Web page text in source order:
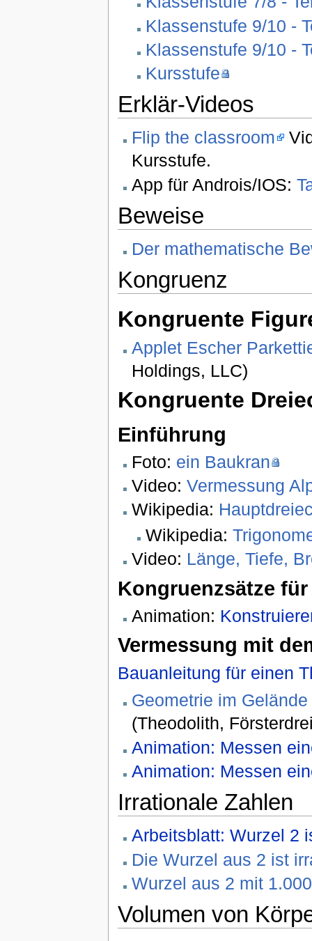
Klassenstufe 9/10 -
Klassenstufe 9/10 -
Kursstufe
Erklär-Videos
Flip the classroom
Kursstufe.
App für Androis/IOS:
Beweise
Der mathematische
Kongruenz
Kongruente
Applet Escher
Holdings, LLC)
Kongruente
Einführung
Foto: ein Baukran
Video: Vermessung
Wikipedia:
Wikipedia:
Video: Länge, Tiefe,
Kongruenzsätze für
Animation:
Vermessung mit
Bauanleitung für einen
Geometrie im
(Theodolith,
Animation: Messen
Animation: Messen
Irrationale Zahlen
Arbeitsblatt: Wurzel 2
Die Wurzel aus 2 ist
Wurzel aus 2 mit
Volumen von